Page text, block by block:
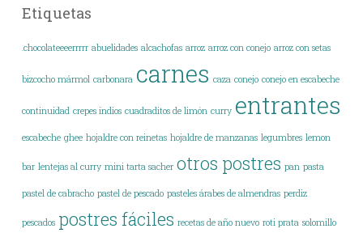
Etiquetas
.chocolateeeerrrrr abuelidades alcachofas arroz arroz con conejo arroz con setas
bizcocho mármol carbonara carnes caza conejo conejo en escabeche
continuidad crepes indios cuadraditos de limón curry entrantes
escabeche ghee hojaldre con reinetas hojaldre de manzanas legumbres lemon
bar lentejas al curry mini tarta sacher otros postres pan pasta
pastel de cabracho pastel de pescado pasteles árabes de almendras perdiz
pescados postres fáciles recetas de año nuevo roti prata solomillo